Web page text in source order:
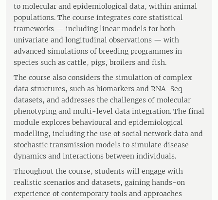
to molecular and epidemiological data, within animal
populations. The course integrates core statistical
frameworks — including linear models for both
univariate and longitudinal observations — with
advanced simulations of breeding programmes in
species such as cattle, pigs, broilers and fish.
The course also considers the simulation of complex
data structures, such as biomarkers and RNA-Seq
datasets, and addresses the challenges of molecular
phenotyping and multi-level data integration. The final
module explores behavioural and epidemiological
modelling, including the use of social network data and
stochastic transmission models to simulate disease
dynamics and interactions between individuals.
Throughout the course, students will engage with
realistic scenarios and datasets, gaining hands-on
experience of contemporary tools and approaches